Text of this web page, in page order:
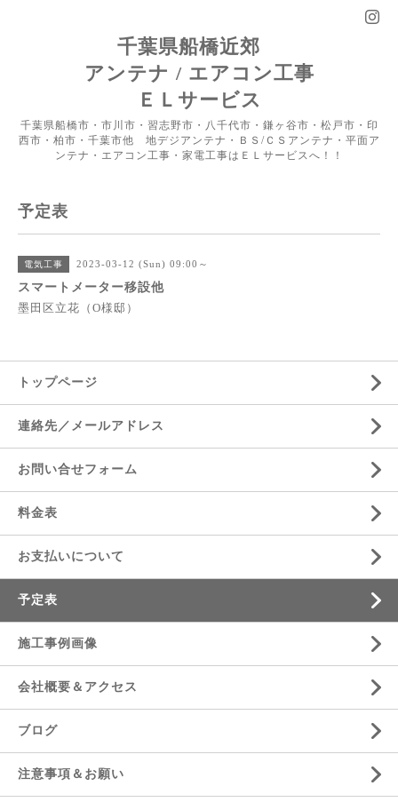
千葉県船橋近郊
アンテナ / エアコン工事
ＥＬサービス
千葉県船橋市・市川市・習志野市・八千代市・鎌ヶ谷市・松戸市・印
西市・柏市・千葉市他 地デジアンテナ・ＢＳ/ＣＳアンテナ・平面ア
ンテナ・エアコン工事・家電工事はＥＬサービスへ！！
予定表
電気工事 2023-03-12 (Sun) 09:00～
スマートメーター移設他
墨田区立花（O様邸）
トップページ
連絡先／メールアドレス
お問い合せフォーム
料金表
お支払いについて
予定表
施工事例画像
会社概要＆アクセス
ブログ
注意事項＆お願い